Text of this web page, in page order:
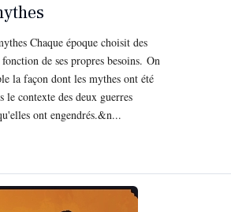
Chaque époque choisit des
de ses propres besoins. On
la façon dont les mythes ont été
le contexte des deux guerres
ont engendrés.&n...